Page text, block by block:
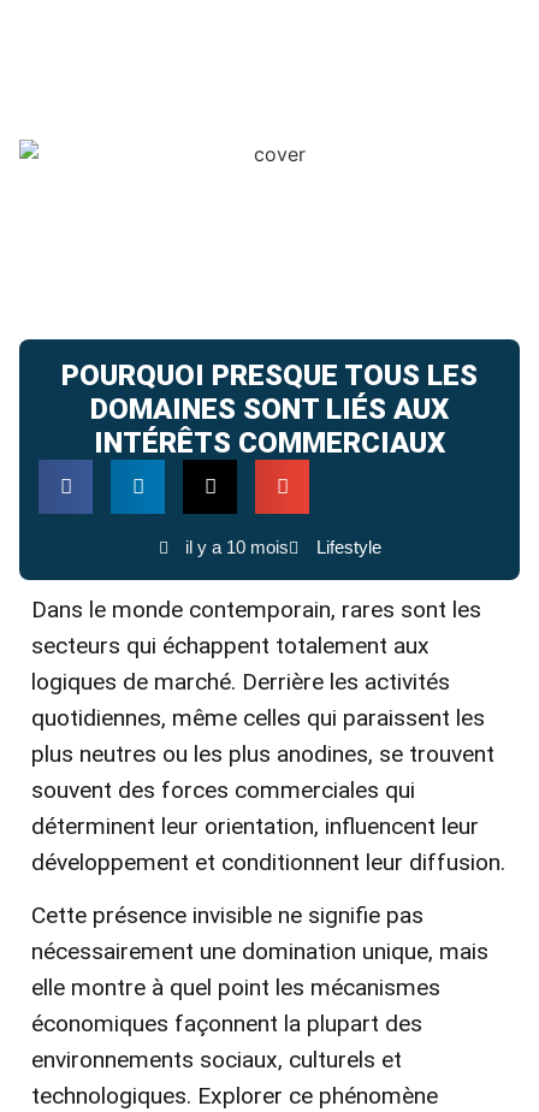
POURQUOI PRESQUE TOUS LES
DOMAINES SONT LIÉS AUX
INTÉRÊTS COMMERCIAUX
il y a 10 mois Lifestyle
Dans le monde contemporain, rares sont les
secteurs qui échappent totalement aux
logiques de marché. Derrière les activités
quotidiennes, même celles qui paraissent les
plus neutres ou les plus anodines, se trouvent
souvent des forces commerciales qui
déterminent leur orientation, influencent leur
développement et conditionnent leur diffusion.
Cette présence invisible ne signifie pas
nécessairement une domination unique, mais
elle montre à quel point les mécanismes
économiques façonnent la plupart des
environnements sociaux, culturels et
technologiques. Explorer ce phénomène